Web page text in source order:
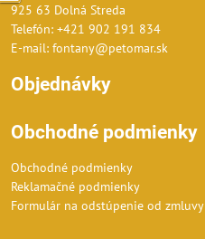
925 63 Dolná Streda
Telefón: +421 902 191 834
E-mail: fontany@petomar.sk
Objednávky
Obchodné podmienky
Obchodné podmienky
Reklamačné podmienky
Formulár na odstúpenie od zmluvy